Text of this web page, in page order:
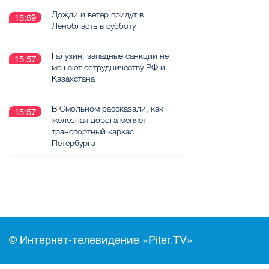
15:59
Дожди и ветер придут в
Ленобласть в субботу
15:57
Галузин: западные санкции не
мешают сотрудничеству РФ и
Казахстана
15:57
В Смольном рассказали, как
железная дорога меняет
транспортный каркас
Петербурга
© Интернет-телевидение «Piter.TV»